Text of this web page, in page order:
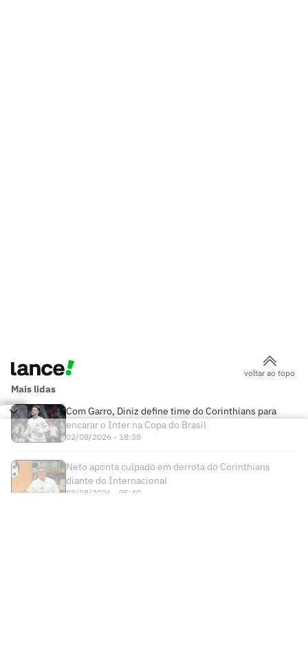
voltar ao topo
Mais lidas
Com Garro, Diniz define time do Corinthians para
encarar o Inter na Copa do Brasil
02/08/2026 - 18:38
Neto aponta culpado em derrota do Corinthians
diante do Internacional
03/08/2026 - 05:40